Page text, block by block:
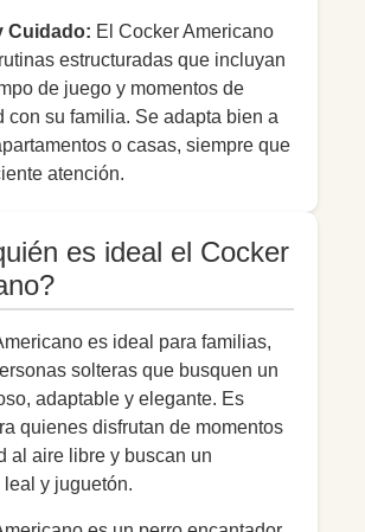
Cuidado: El Cocker Americano
estructuradas que incluyan
de juego y momentos de
con su familia. Se adapta bien a
o casas, siempre que
atención.
es ideal el Cocker
es ideal para familias,
solteras que busquen un
adaptable y elegante. Es
quienes disfrutan de momentos
al aire libre y buscan un
y juguetón.